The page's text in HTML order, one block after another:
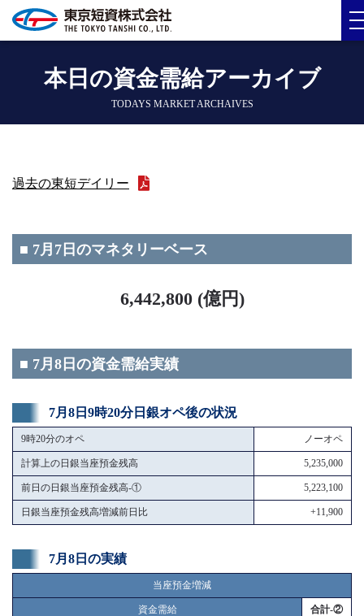
本日の資金需給アーカイブ
TODAYS MARKET ARCHAIVES
過去の東短デイリー
■ 7月7日のマネタリーベース
6,442,800 (億円)
■ 7月8日の資金需給実績
7月8日9時20分日銀オペ後の状況
9時20分のオペ ノーオペ
計算上の日銀当座預金残高 5,235,000
前日の日銀当座預金残高-① 5,223,100
日銀当座預金残高増減前日比 +11,900
7月8日の実績
当座預金増減
資金需給
合計-②